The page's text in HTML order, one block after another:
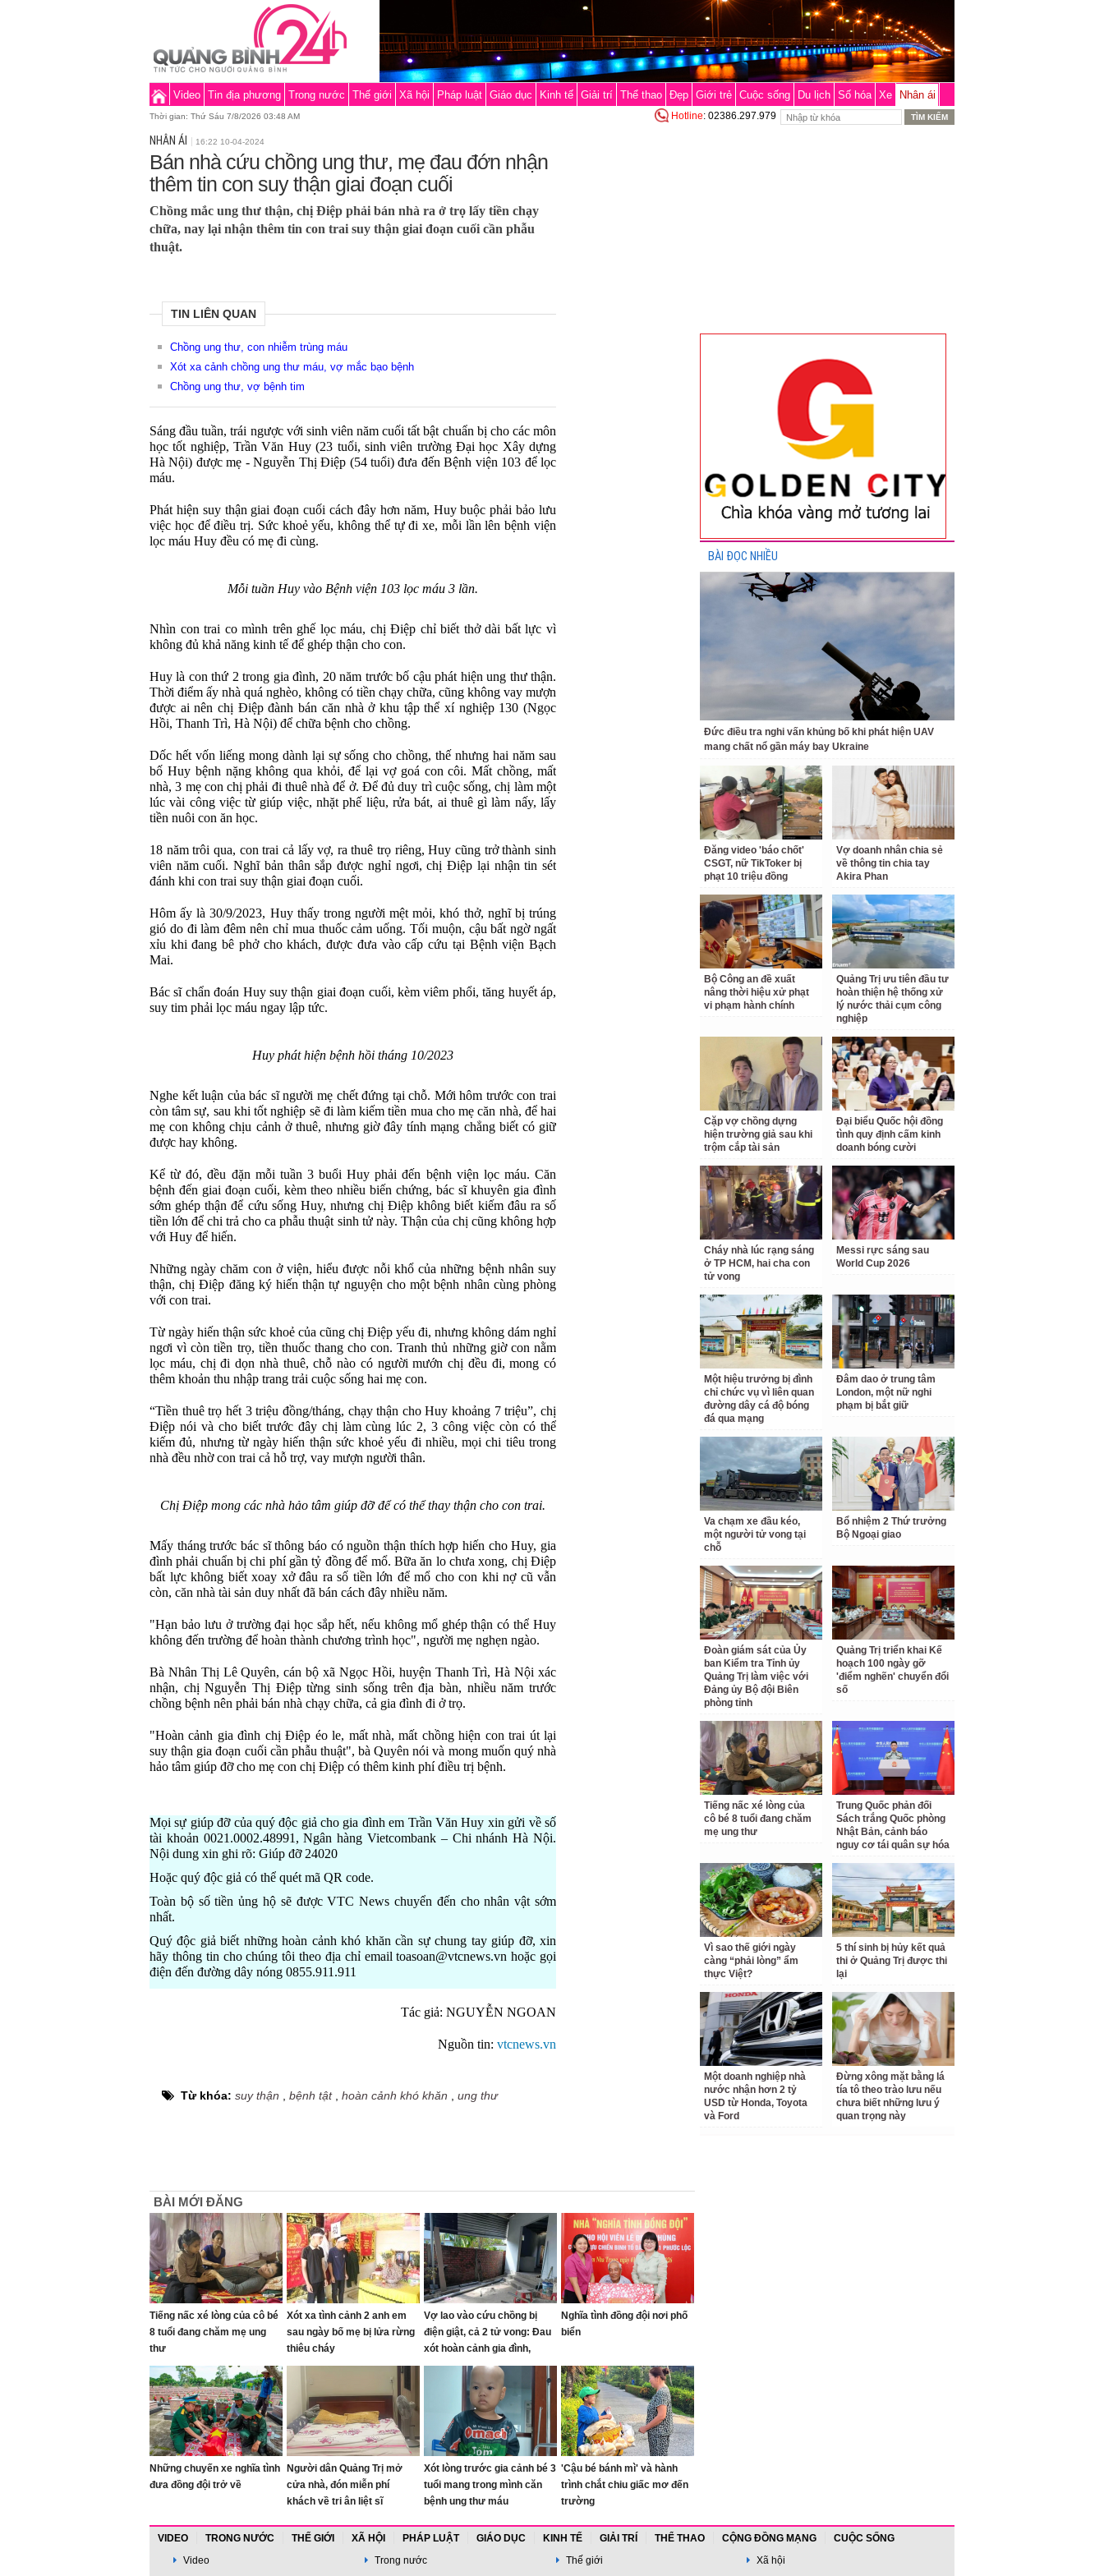
Video Tin địa phương Trong nước Thế giới Xã hội Pháp luật Giáo dục Kinh tế Giải trí Thể thao Đẹp Giới trẻ Cuộc sống Du lịch Số hóa Xe Nhân ái
Thời gian: Thứ Sáu 7/8/2026 03:48 AM Hotline: 02386.297.979
NHÂN ÁI 16:22 10-04-2024
Bán nhà cứu chồng ung thư, mẹ đau đớn nhận
thêm tin con suy thận giai đoạn cuối
Chồng mắc ung thư thận, chị Điệp phải bán nhà ra ở trọ lấy tiền chạy
chữa, nay lại nhận thêm tin con trai suy thận giai đoạn cuối cần phẫu
thuật.
TIN LIÊN QUAN
Chồng ung thư, con nhiễm trùng máu
Xót xa cảnh chồng ung thư máu, vợ mắc bạo bệnh
Chồng ung thư, vợ bệnh tim
Sáng đầu tuần, trái ngược với sinh viên năm cuối tất bật chuẩn bị cho các môn
học tốt nghiệp, Trần Văn Huy (23 tuổi, sinh viên trường Đại học Xây dựng
Hà Nội) được mẹ - Nguyễn Thị Điệp (54 tuổi) đưa đến Bệnh viện 103 để lọc
máu.
Phát hiện suy thận giai đoạn cuối cách đây hơn năm, Huy buộc phải bảo lưu
việc học để điều trị. Sức khoẻ yếu, không thể tự đi xe, mỗi lần lên bệnh viện
lọc máu Huy đều có mẹ đi cùng.
Mỗi tuần Huy vào Bệnh viện 103 lọc máu 3 lần.
Nhìn con trai co mình trên ghế lọc máu, chị Điệp chỉ biết thở dài bất lực vì
không đủ khả năng kinh tế để ghép thận cho con.
Huy là con thứ 2 trong gia đình, 20 năm trước bố cậu phát hiện ung thư thận.
Thời điểm ấy nhà quá nghèo, không có tiền chạy chữa, cũng không vay mượn
được ai nên chị Điệp đành bán căn nhà ở khu tập thể xí nghiệp 130 (Ngọc
Hồi, Thanh Trì, Hà Nội) để chữa bệnh cho chồng.
Dốc hết vốn liếng mong dành lại sự sống cho chồng, thế nhưng hai năm sau
bố Huy bệnh nặng không qua khỏi, để lại vợ goá con côi. Mất chồng, mất
nhà, 3 mẹ con chị phải đi thuê nhà để ở. Để đủ duy trì cuộc sống, chị làm một
lúc vài công việc từ giúp việc, nhặt phế liệu, rửa bát, ai thuê gì làm nấy, lấy
tiền nuôi con ăn học.
18 năm trôi qua, con trai cả lấy vợ, ra thuê trọ riêng, Huy cũng trở thành sinh
viên năm cuối. Nghĩ bản thân sắp được nghỉ ngơi, chị Điệp lại nhận tin sét
đánh khi con trai suy thận giai đoạn cuối.
Hôm ấy là 30/9/2023, Huy thấy trong người mệt mỏi, khó thở, nghĩ bị trúng
gió do đi làm đêm nên chỉ mua thuốc cảm uống. Tối muộn, cậu bất ngờ ngất
xỉu khi đang bê phở cho khách, được đưa vào cấp cứu tại Bệnh viện Bạch
Mai.
Bác sĩ chẩn đoán Huy suy thận giai đoạn cuối, kèm viêm phổi, tăng huyết áp,
suy tim phải lọc máu ngay lập tức.
Huy phát hiện bệnh hồi tháng 10/2023
Nghe kết luận của bác sĩ người mẹ chết đứng tại chỗ. Mới hôm trước con trai
còn tâm sự, sau khi tốt nghiệp sẽ đi làm kiếm tiền mua cho mẹ căn nhà, để hai
mẹ con không chịu cảnh ở thuê, nhưng giờ đây tính mạng chẳng biết có giữ
được hay không.
Kể từ đó, đều đặn mỗi tuần 3 buổi Huy phải đến bệnh viện lọc máu. Căn
bệnh đến giai đoạn cuối, kèm theo nhiều biến chứng, bác sĩ khuyên gia đình
sớm ghép thận để cứu sống Huy, nhưng chị Điệp không biết kiếm đâu ra số
tiền lớn để chi trả cho ca phẫu thuật sinh tử này. Thận của chị cũng không hợp
với Huy để hiến.
Những ngày chăm con ở viện, hiểu được nỗi khổ của những bệnh nhân suy
thận, chị Điệp đăng ký hiến thận tự nguyện cho một bệnh nhân cùng phòng
với con trai.
Từ ngày hiến thận sức khoẻ của cũng chị Điệp yếu đi, nhưng không dám nghỉ
ngơi vì còn tiền trọ, tiền thuốc thang cho con. Tranh thủ những giờ con nằm
lọc máu, chị đi dọn nhà thuê, chỗ nào có người mướn chị đều đi, mong có
thêm khoản thu nhập trang trải cuộc sống hai mẹ con.
“Tiền thuê trọ hết 3 triệu đồng/tháng, chạy thận cho Huy khoảng 7 triệu”, chị
Điệp nói và cho biết trước đây chị làm cùng lúc 2, 3 công việc còn có thể
kiếm đủ, nhưng từ ngày hiến thận sức khoẻ yếu đi nhiều, mọi chi tiêu trong
nhà đều nhờ con trai cả hỗ trợ, vay mượn người thân.
Chị Điệp mong các nhà hảo tâm giúp đỡ để có thể thay thận cho con trai.
Mấy tháng trước bác sĩ thông báo có nguồn thận thích hợp hiến cho Huy, gia
đình phải chuẩn bị chi phí gần tỷ đồng để mổ. Bữa ăn lo chưa xong, chị Điệp
bất lực không biết xoay xở đâu ra số tiền lớn để mổ cho con khi nợ cũ vẫn
còn, căn nhà tài sản duy nhất đã bán cách đây nhiều năm.
"Hạn bảo lưu ở trường đại học sắp hết, nếu không mổ ghép thận có thể Huy
không đến trường để hoàn thành chương trình học", người mẹ nghẹn ngào.
Bà Nhân Thị Lê Quyên, cán bộ xã Ngọc Hồi, huyện Thanh Trì, Hà Nội xác
nhận, chị Nguyễn Thị Điệp từng sinh sống trên địa bàn, nhiều năm trước
chồng bệnh nên phải bán nhà chạy chữa, cả gia đình đi ở trọ.
"Hoàn cảnh gia đình chị Điệp éo le, mất nhà, mất chồng hiện con trai út lại
suy thận gia đoạn cuối cần phẫu thuật", bà Quyên nói và mong muốn quý nhà
hảo tâm giúp đỡ cho mẹ con chị Điệp có thêm kinh phí điều trị bệnh.
Mọi sự giúp đỡ của quý độc giả cho gia đình em Trần Văn Huy xin gửi về số
tài khoản 0021.0002.48991, Ngân hàng Vietcombank – Chi nhánh Hà Nội.
Nội dung xin ghi rõ: Giúp đỡ 24020
Hoặc quý độc giả có thể quét mã QR code.
Toàn bộ số tiền ủng hộ sẽ được VTC News chuyển đến cho nhân vật sớm
nhất.
Quý độc giả biết những hoàn cảnh khó khăn cần sự chung tay giúp đỡ, xin
hãy thông tin cho chúng tôi theo địa chỉ email toasoan@vtcnews.vn hoặc gọi
điện đến đường dây nóng 0855.911.911
Tác giả: NGUYỄN NGOAN
Nguồn tin: vtcnews.vn
Từ khóa: suy thận bệnh tật, hoàn cảnh khó khăn ung thư
BÀI MỚI ĐĂNG
Tiếng nấc xé lòng của cô bé
8 tuổi đang chăm mẹ ung
thư
Xót xa tình cảnh 2 anh em
sau ngày bố mẹ bị lửa rừng
thiêu cháy
Vợ lao vào cứu chồng bị
điện giật, cả 2 tử vong: Đau
xót hoàn cảnh gia đình,
chuẩn bị phải dọn khỏi nhà
Nghĩa tình đồng đội nơi phố
biển
Những chuyến xe nghĩa tình
đưa đồng đội trở về
Người dân Quảng Trị mở
cửa nhà, đón miễn phí
khách về tri ân liệt sĩ
Xót lòng trước gia cảnh bé 3
tuổi mang trong mình căn
bệnh ung thư máu
'Cậu bé bánh mì' và hành
trình chắt chiu giấc mơ đến
trường
BÀI ĐỌC NHIỀU
Đức điều tra nghi vấn khủng bố khi phát hiện UAV
mang chất nổ gần máy bay Ukraine
Đăng video 'báo chốt'
CSGT, nữ TikToker bị
phạt 10 triệu đồng
Vợ doanh nhân chia sẻ
về thông tin chia tay
Akira Phan
Bộ Công an đề xuất
nâng thời hiệu xử phạt
vi phạm hành chính
Quảng Trị ưu tiên đầu tư
hoàn thiện hệ thống xử
lý nước thải cụm công
nghiệp
Cặp vợ chồng dựng
hiện trường giả sau khi
trộm cắp tài sản
Đại biểu Quốc hội đồng
tình quy định cấm kinh
doanh bóng cười
Cháy nhà lúc rạng sáng
ở TP HCM, hai cha con
tử vong
Messi rực sáng sau
World Cup 2026
Một hiệu trưởng bị đình
chỉ chức vụ vì liên quan
đường dây cá độ bóng
đá qua mạng
Đâm dao ở trung tâm
London, một nữ nghi
phạm bị bắt giữ
Va chạm xe đầu kéo,
một người tử vong tại
chỗ
Bổ nhiệm 2 Thứ trưởng
Bộ Ngoại giao
Đoàn giám sát của Ủy
ban Kiểm tra Tỉnh ủy
Quảng Trị làm việc với
Đảng ủy Bộ đội Biên
phòng tỉnh
Quảng Trị triển khai Kế
hoạch 100 ngày gỡ
'điểm nghẽn' chuyển đổi
số
Tiếng nấc xé lòng của
cô bé 8 tuổi đang chăm
mẹ ung thư
Trung Quốc phản đối
Sách trắng Quốc phòng
Nhật Bản, cảnh báo
nguy cơ tái quân sự hóa
Vì sao thế giới ngày
càng “phải lòng” ẩm
thực Việt?
5 thí sinh bị hủy kết quả
thi ở Quảng Trị được thi
lại
Một doanh nghiệp nhà
nước nhận hơn 2 tỷ
USD từ Honda, Toyota
và Ford
Đừng xông mặt bằng lá
tía tô theo trào lưu nếu
chưa biết những lưu ý
quan trọng này
VIDEO TRONG NƯỚC THẾ GIỚI XÃ HỘI PHÁP LUẬT GIÁO DỤC KINH TẾ GIẢI TRÍ THỂ THAO CỘNG ĐỒNG MẠNG
CUỘC SỐNG
Video
Trong nước Thế giới Xã hội